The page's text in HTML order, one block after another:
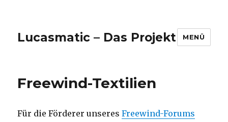
Lucasmatic – Das Projekt MENÜ
Freewind-Textilien
Für die Förderer unseresFreewind-Forums